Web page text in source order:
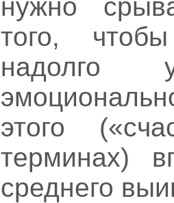
нужно
того,
надолго
этого
терминах)
среднего